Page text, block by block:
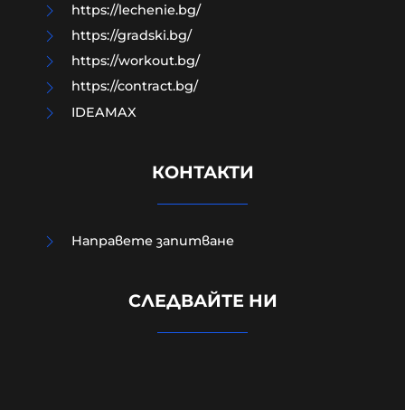
украинската посланичка заради
https://lechenie.bg/
https://gradski.bg/
https://workout.bg/
https://contract.bg/
IDEAMAX
КОНТАКТИ
Направете запитване
СЛЕДВАЙТЕ НИ